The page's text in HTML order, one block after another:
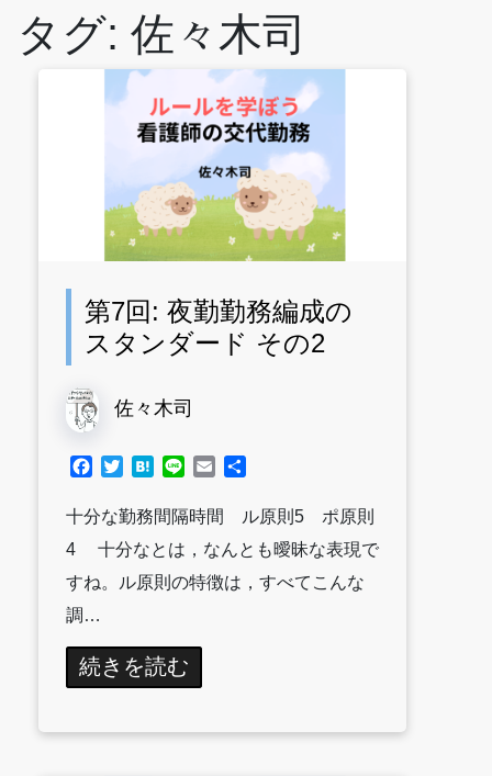
タグ: 佐々木司
第7回: 夜勤勤務編成の
スタンダード その2
佐々木司
Facebook
TwitterHatena
Line Email
十分な勤務間隔時間 ル原則5 ポ原則
4 十分なとは，なんとも曖昧な表現で
すね。ル原則の特徴は，すべてこんな
調…
続きを読む